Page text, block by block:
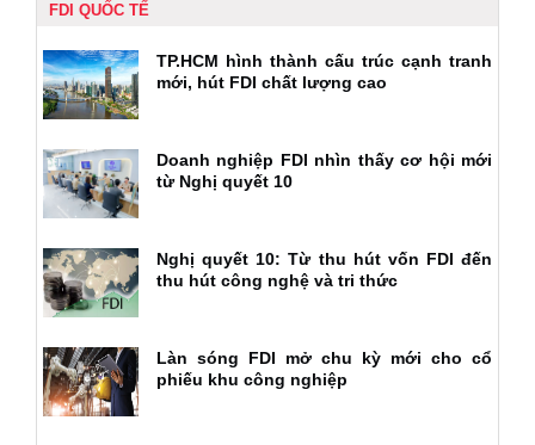
FDI QUỐC TẾ
TP.HCM hình thành cấu trúc cạnh tranh
mới, hút FDI chất lượng cao
Doanh nghiệp FDI nhìn thấy cơ hội mới
từ Nghị quyết 10
Nghị quyết 10: Từ thu hút vốn FDI đến
thu hút công nghệ và tri thức
Làn sóng FDI mở chu kỳ mới cho cổ
phiếu khu công nghiệp